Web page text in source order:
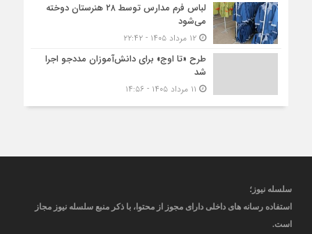
لباس فرم مدارس توسط ۲۸ هنرستان‌ دوخته
می‌شود
۱۲ مرداد ۱۴۰۵ - ۲۲:۴۲
طرح «تا اوج» برای دانش‌آموزان مددجو اجرا
شد
سلسله نیوز؛
استفاده رسانه های داخلی دارای مجوز از محتوا، با ذکر منبع سلسله نیوز مجاز
است.